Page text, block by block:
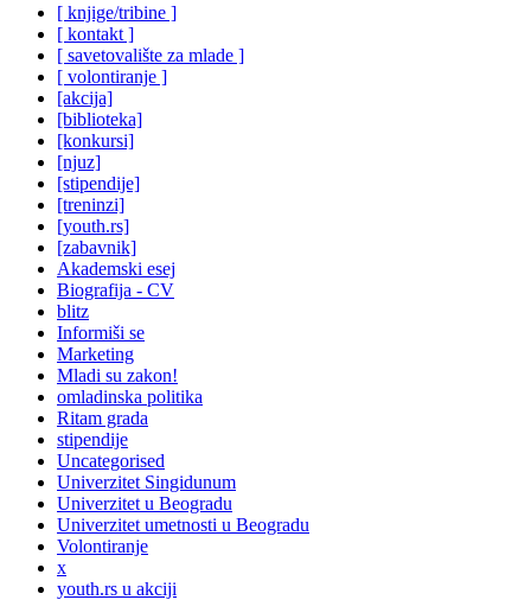
[ knjige/tribine ]
[ kontakt ]
[ savetovalište za mlade ]
[ volontiranje ]
[akcija]
[biblioteka]
[konkursi]
[njuz]
[stipendije]
[treninzi]
[youth.rs]
[zabavnik]
Akademski esej
Biografija - CV
blitz
Informiši se
Marketing
Mladi su zakon!
omladinska politika
Ritam grada
stipendije
Uncategorised
Univerzitet Singidunum
Univerzitet u Beogradu
Univerzitet umetnosti u Beogradu
Volontiranje
x
youth.rs u akciji